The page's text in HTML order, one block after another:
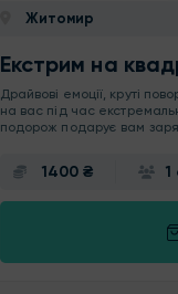
Житомир
Екстрим на
Драйвові емоції, круті
на вас під час
подорож подарує вам
1400 ₴